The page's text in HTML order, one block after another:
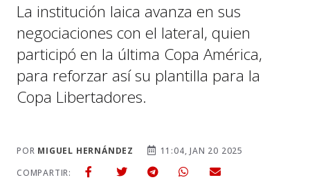
La institución laica avanza en sus
negociaciones con el lateral, quien
participó en la última Copa América,
para reforzar así su plantilla para la
Copa Libertadores.
POR MIGUEL HERNÁNDEZ
11:04, JAN 20 2025
COMPARTIR: